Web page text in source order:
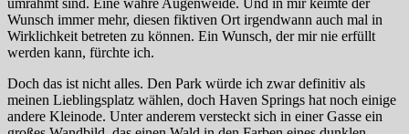
umrahmt sind. Eine wahre Augenweide. Und in mir keimte der
Wunsch immer mehr, diesen fiktiven Ort irgendwann auch mal in
Wirklichkeit betreten zu können. Ein Wunsch, der mir nie erfüllt
werden kann, fürchte ich.
Doch das ist nicht alles. Den Park würde ich zwar definitiv als
meinen Lieblingsplatz wählen, doch Haven Springs hat noch einige
andere Kleinode. Unter anderem versteckt sich in einer Gasse ein